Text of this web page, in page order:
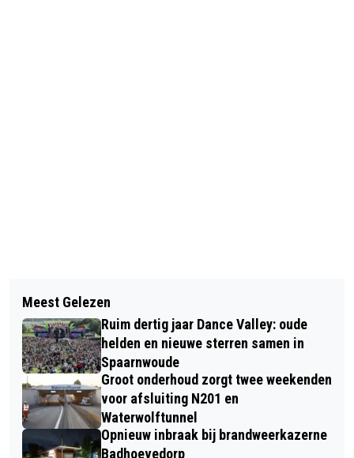
SLECHTVALKJES GERINGD OP 90
METER HOOGTE
FEESTWEEK NIEUW-VENNEP, CULINAIR
ZWANENBURG, AUTOCROSS EN MEER
EVENEMENTEN AFGELAST OM CODE
ROOD
Meest Gelezen
Ruim dertig jaar Dance Valley: oude
helden en nieuwe sterren samen in
Spaarnwoude
Groot onderhoud zorgt twee weekenden
voor afsluiting N201 en
Waterwolftunnel
Opnieuw inbraak bij brandweerkazerne
Badhoevedorp